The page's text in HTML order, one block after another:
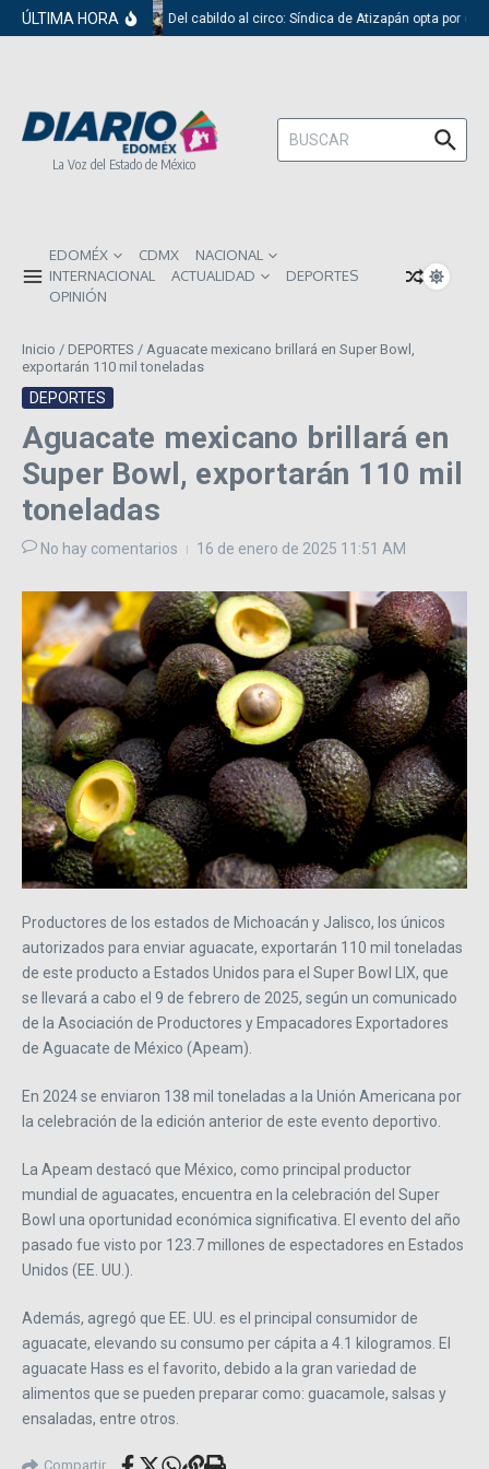
Saltar al contenido
ÚLTIMA HORA Del cabildo al circo: Síndica de Atizapán opta por el
La Voz del Estado de México
Buscar:
EDOMÉX CDMX
NACIONAL
INTERNACIONAL
ACTUALIDAD
DEPORTES
OPINIÓN
Inicio / DEPORTES / Aguacate mexicano brillará en Super Bowl,
exportarán 110 mil toneladas
DEPORTES
Aguacate mexicano brillará en
Super Bowl, exportarán 110 mil
toneladas
No hay comentarios 16 de enero de 2025 11:51 AM
Productores de los estados de Michoacán y Jalisco, los únicos
autorizados para enviar aguacate, exportarán 110 mil toneladas
de este producto a Estados Unidos para el Super Bowl LIX, que
se llevará a cabo el 9 de febrero de 2025, según un comunicado
de la Asociación de Productores y Empacadores Exportadores
de Aguacate de México (Apeam).
En 2024 se enviaron 138 mil toneladas a la Unión Americana por
la celebración de la edición anterior de este evento deportivo.
La Apeam destacó que México, como principal productor
mundial de aguacates, encuentra en la celebración del Super
Bowl una oportunidad económica significativa. El evento del año
pasado fue visto por 123.7 millones de espectadores en Estados
Unidos (EE. UU.).
Además, agregó que EE. UU. es el principal consumidor de
aguacate, elevando su consumo per cápita a 4.1 kilogramos. El
aguacate Hass es el favorito, debido a la gran variedad de
alimentos que se pueden preparar como: guacamole, salsas y
ensaladas, entre otros.
Compartir